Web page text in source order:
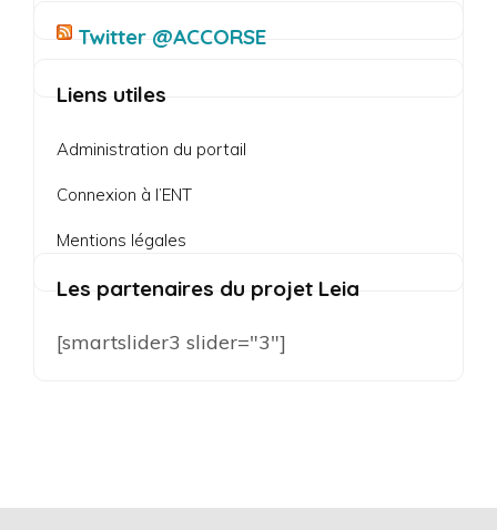
Twitter @ACCORSE
Liens utiles
Administration du portail
Connexion à l’ENT
Mentions légales
Les partenaires du projet Leia
[smartslider3 slider="3"]